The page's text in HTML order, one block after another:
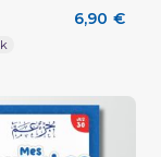
6,90 €